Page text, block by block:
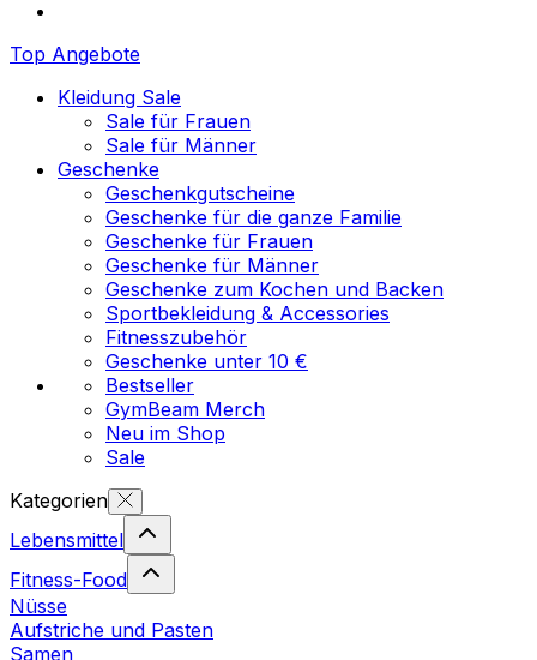
Top Angebote
Kleidung Sale
Sale für Frauen
Sale für Männer
Geschenke
Geschenkgutscheine
Geschenke für die ganze Familie
Geschenke für Frauen
Geschenke für Männer
Geschenke zum Kochen und Backen
Sportbekleidung & Accessories
Fitnesszubehör
Geschenke unter 10 €
Bestseller
GymBeam Merch
Neu im Shop
Sale
Kategorien
Lebensmittel
Fitness-Food
Nüsse
Aufstriche und Pasten
Samen